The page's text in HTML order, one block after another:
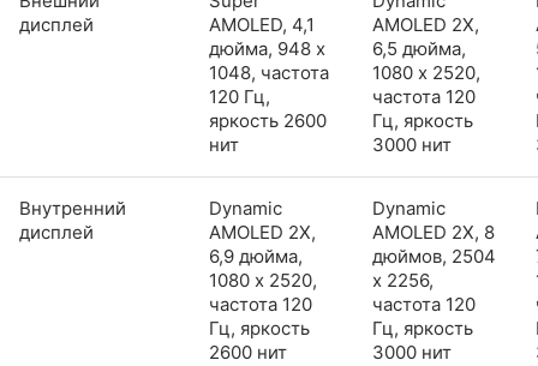
дисплей
AMOLED, 4,1
дюйма, 948 x
1048, частота
120 Гц,
яркость 2600
нит
AMOLED 2X,
6,5 дюйма,
1080 x 2520,
частота 120
Гц, яркость
3000 нит
Внутренний
дисплей
Dynamic
AMOLED 2X,
6,9 дюйма,
1080 x 2520,
частота 120
Гц, яркость
2600 нит
Dynamic
AMOLED 2X, 8
дюймов, 2504
x 2256,
частота 120
Гц, яркость
3000 нит